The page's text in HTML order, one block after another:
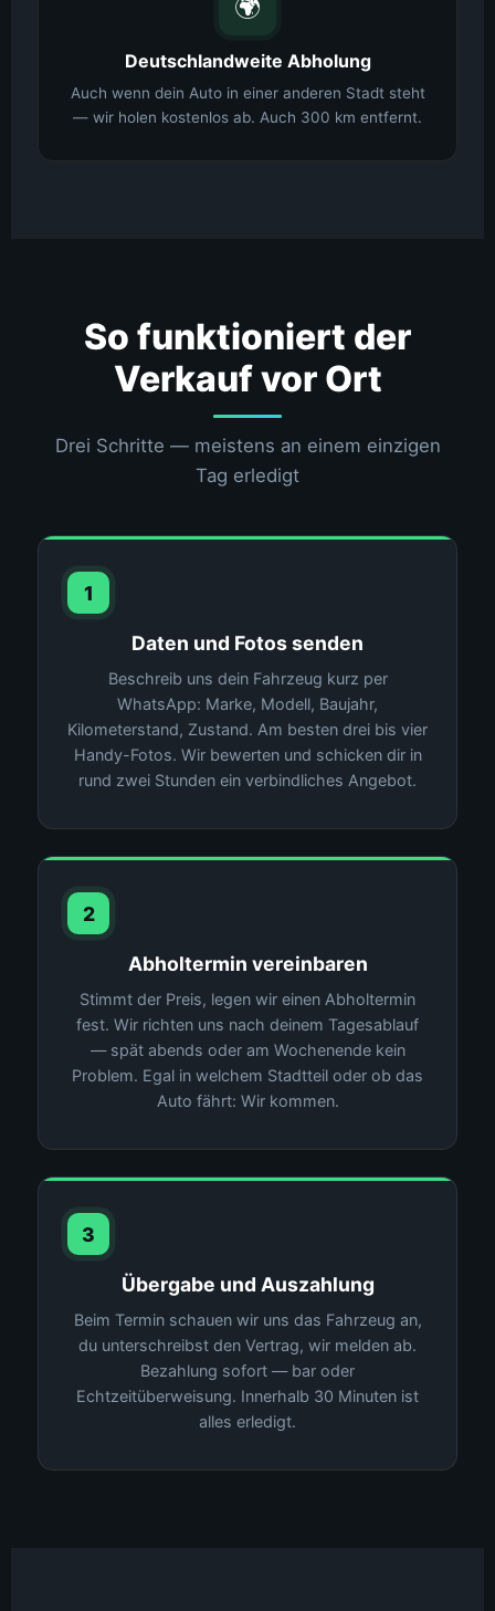
🌍
Deutschlandweite Abholung
Auch wenn dein Auto in einer anderen Stadt steht
— wir holen kostenlos ab. Auch 300 km entfernt.
So funktioniert der
Verkauf vor Ort
Drei Schritte — meistens an einem einzigen
Tag erledigt
1
Daten und Fotos senden
Beschreib uns dein Fahrzeug kurz per
WhatsApp: Marke, Modell, Baujahr,
Kilometerstand, Zustand. Am besten drei bis vier
Handy-Fotos. Wir bewerten und schicken dir in
rund zwei Stunden ein verbindliches Angebot.
2
Abholtermin vereinbaren
Stimmt der Preis, legen wir einen Abholtermin
fest. Wir richten uns nach deinem Tagesablauf
— spät abends oder am Wochenende kein
Problem. Egal in welchem Stadtteil oder ob das
Auto fährt: Wir kommen.
3
Übergabe und Auszahlung
Beim Termin schauen wir uns das Fahrzeug an,
du unterschreibst den Vertrag, wir melden ab.
Bezahlung sofort — bar oder
Echtzeitüberweisung. Innerhalb 30 Minuten ist
alles erledigt.